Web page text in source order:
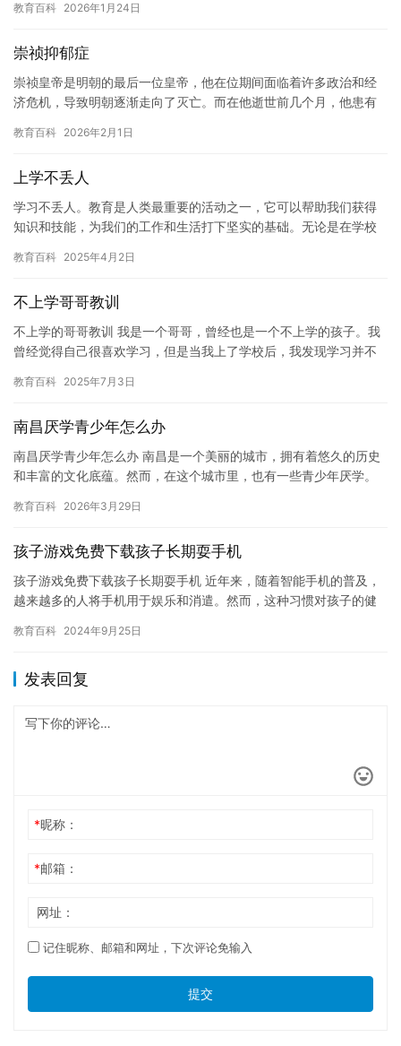
一…
教育百科 2026年1月24日
崇祯抑郁症
崇祯皇帝是明朝的最后一位皇帝，他在位期间面临着许多政治和经
济危机，导致明朝逐渐走向了灭亡。而在他逝世前几个月，他患有
郁症…
教育百科 2026年2月1日
上学不丢人
学习不丢人。教育是人类最重要的活动之一，它可以帮助我们获得
知识和技能，为我们的工作和生活打下坚实的基础。无论是在学校
长，发展…
教育百科 2025年4月2日
不上学哥哥教训
不上学的哥哥教训 我是一个哥哥，曾经也是一个不上学的孩子。我
曾经觉得自己很喜欢学习，但是当我上了学校后，我发现学习并不
们…
教育百科 2025年7月3日
南昌厌学青少年怎么办
南昌厌学青少年怎么办 南昌是一个美丽的城市，拥有着悠久的历史
和丰富的文化底蕴。然而，在这个城市里，也有一些青少年厌学。
学校…
教育百科 2026年3月29日
孩子游戏免费下载孩子长期耍手机
孩子游戏免费下载孩子长期耍手机 近年来，随着智能手机的普及，
越来越多的人将手机用于娱乐和消遣。然而，这种习惯对孩子的健
手机…
教育百科 2024年9月25日
发表回复
*昵称：
*邮箱：
网址：
记住昵称、邮箱和网址，下次评论免输入
提交